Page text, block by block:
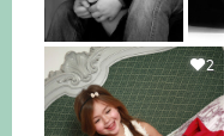
2